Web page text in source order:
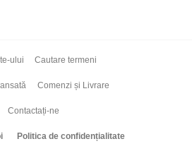
ului Cautare termeni
Comenzi și Livrare
Contactați-ne
Politica de confidențialitate